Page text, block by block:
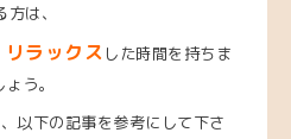
方は、
リラックス した時間を持ちま
ょう。
以下の記事を参考にして下さ